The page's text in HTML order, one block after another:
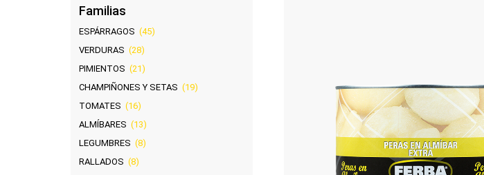
Familias
ESPÁRRAGOS (45)
VERDURAS (28)
PIMIENTOS (21)
CHAMPIÑONES Y SETAS (19)
TOMATES (16)
ALMÍBARES (13)
LEGUMBRES (8)
RALLADOS (8)